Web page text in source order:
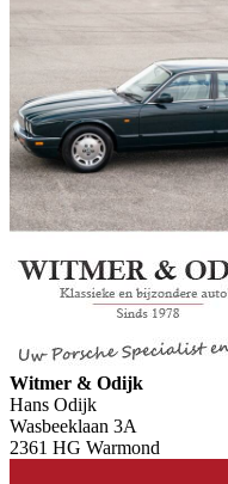
Witmer & Odijk
Hans Odijk
Wasbeeklaan 3A
2361 HG Warmond